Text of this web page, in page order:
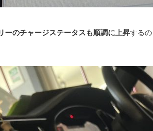
ーのチャージステータスも順調に上昇する